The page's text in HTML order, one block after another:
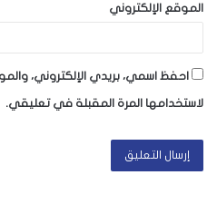
الموقع الإلكتروني
احفظ اسمي، بريدي الإلكتروني،
لاستخدامها المرة المقبلة في تعليقي.